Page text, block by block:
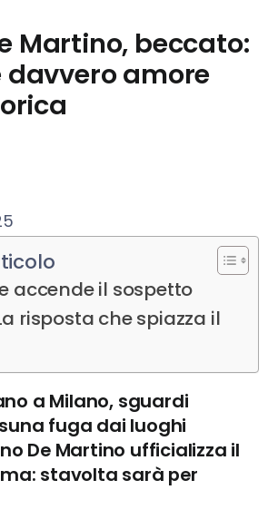
Martino, beccato:
amore
accende il sospetto
risposta che spiazza il
a Milano, sguardi
fuga dai luoghi
De Martino ufficializza il
stavolta sarà per